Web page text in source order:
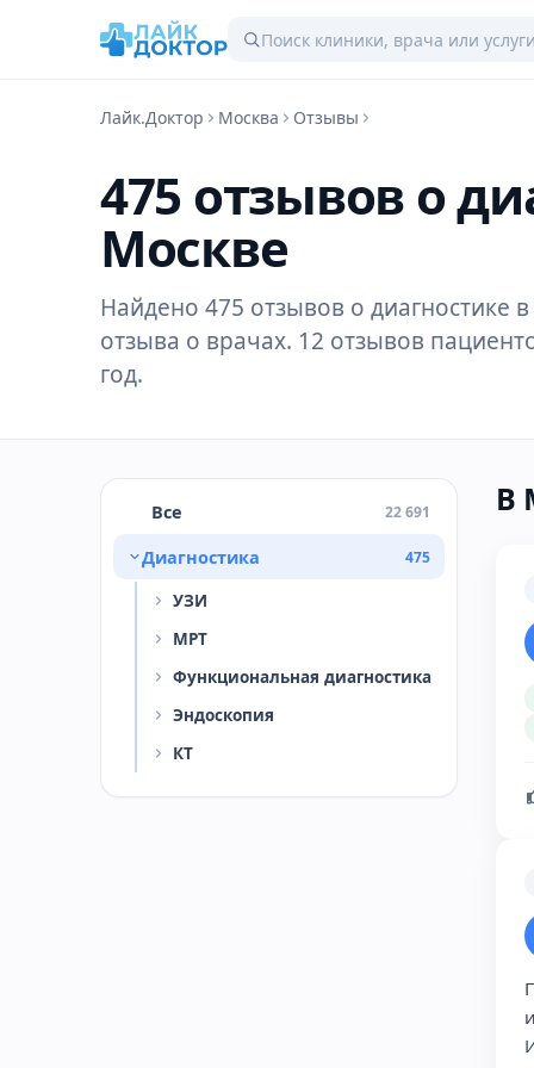
Лайк.Доктор Москва Отзывы
475 отзывов о
Москве
Найдено 475 отзывов о диагностике
отзыва о врачах. 12 отзывов
год.
Все 22 691
Диагностика 475
УЗИ
МРТ
Функциональная диагностика
Эндоскопия
КТ
В